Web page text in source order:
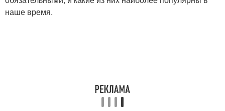
наше время.